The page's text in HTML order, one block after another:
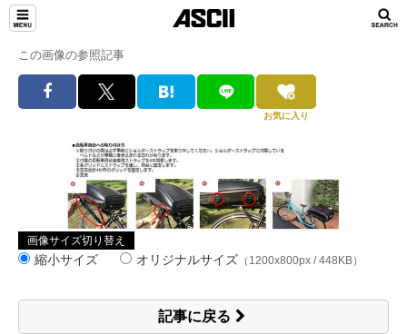
この画像の参照記事
お気に入り
画像サイズ切り替え
縮小サイズ オリジナルサイズ （1200x800px / 448KB）
記事に戻る